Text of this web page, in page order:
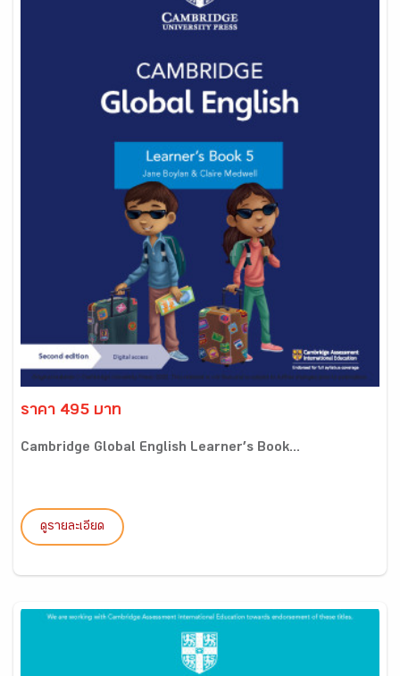
ราคา 495 บาท
Cambridge Global English Learner’s Book...
ดูรายละเอียด